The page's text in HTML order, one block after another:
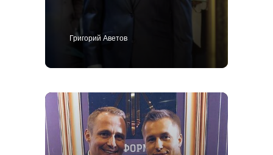
Григорий Аветов
+7 495 414-25-57
Позвоните мне